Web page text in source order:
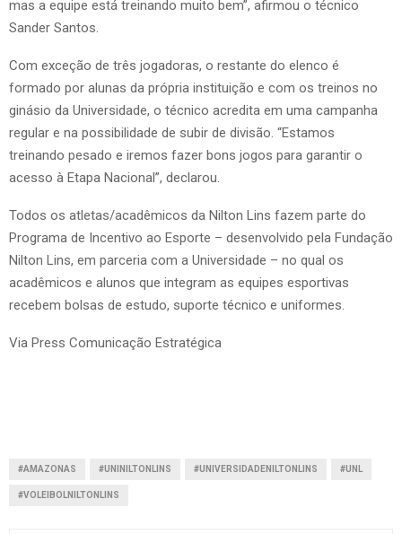
mas a equipe está treinando muito bem”, afirmou o técnico
Sander Santos.
Com exceção de três jogadoras, o restante do elenco é
formado por alunas da própria instituição e com os treinos no
ginásio da Universidade, o técnico acredita em uma campanha
regular e na possibilidade de subir de divisão. “Estamos
treinando pesado e iremos fazer bons jogos para garantir o
acesso à Etapa Nacional”, declarou.
Todos os atletas/acadêmicos da Nilton Lins fazem parte do
Programa de Incentivo ao Esporte – desenvolvido pela Fundação
Nilton Lins, em parceria com a Universidade – no qual os
acadêmicos e alunos que integram as equipes esportivas
recebem bolsas de estudo, suporte técnico e uniformes.
Via Press Comunicação Estratégica
#AMAZONAS #UNINILTONLINS #UNIVERSIDADENILTONLINS #UNL
#VOLEIBOLNILTONLINS